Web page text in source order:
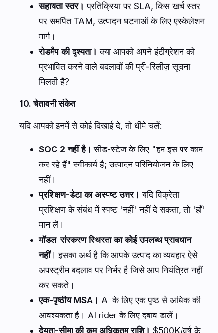
सहायता स्तर। प्रतिक्रिया पर SLA, किस खर्च स्तर
पर समर्पित TAM, उत्पादन घटनाओं के लिए एस्केलेशन
मार्ग।
रोडमैप की दृश्यता। क्या आपको अपने इंटीग्रेशन को
प्रभावित करने वाले बदलावों की प्री-रिलीज़ सूचना
मिलती है?
10. चेतावनी संकेत
यदि आपको इनमें से कोई दिखाई दे, तो धीमे चलें:
SOC 2 नहीं है। सीड-स्टेज के लिए "हम इस पर काम
कर रहे हैं" स्वीकार्य है; उत्पादन परिनियोजन के लिए
नहीं।
प्रशिक्षण-डेटा का अस्पष्ट उत्तर। यदि विक्रेता
प्रशिक्षण के संबंध में स्पष्ट 'नहीं' नहीं दे सकता, तो 'हाँ'
मान लें।
मॉडल-संस्करण स्थिरता का कोई उपलब्ध प्रावधान
नहीं। इसका अर्थ है कि आपके उत्पाद का व्यवहार ऐसे
अपस्ट्रीम बदलाव पर निर्भर है जिसे आप नियंत्रित नहीं
कर सकते।
एक-पृष्ठीय MSA। AI के लिए एक पृष्ठ से अधिक की
आवश्यकता है। AI rider के लिए दबाव डालें।
देयता-सीमा की कम अधिकतम राशि। $500K/वर्ष के